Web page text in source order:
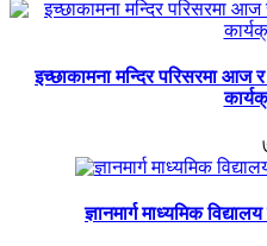
इच्छाकामना मन्दिर परिसरमा आज
ज्ञानमार्ग माध्यमिक